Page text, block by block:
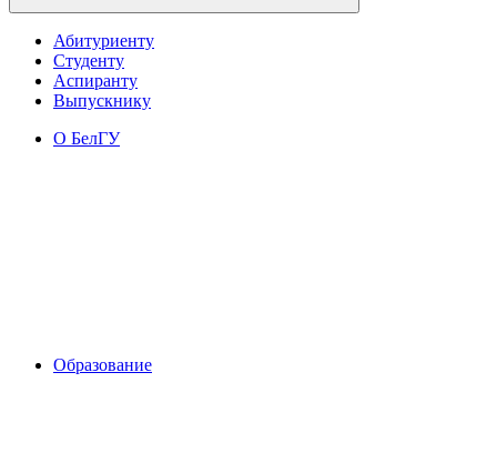
Абитуриенту
Студенту
Аспиранту
Выпускнику
О БелГУ
Образование